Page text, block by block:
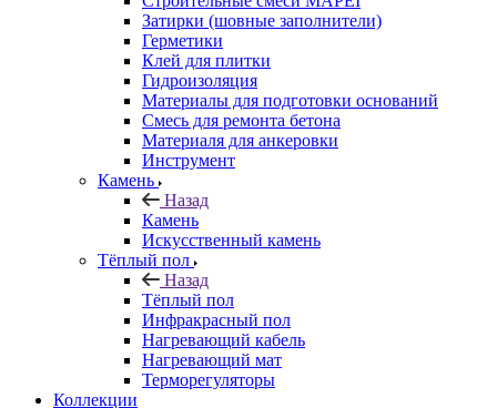
Затирки (шовные заполнители)
Герметики
Клей для плитки
Гидроизоляция
Материалы для подготовки оснований
Смесь для ремонта бетона
Материаля для анкеровки
Инструмент
Камень
Назад
Камень
Искусственный камень
Тёплый пол
Назад
Тёплый пол
Инфракрасный пол
Нагревающий кабель
Нагревающий мат
Терморегуляторы
Коллекции